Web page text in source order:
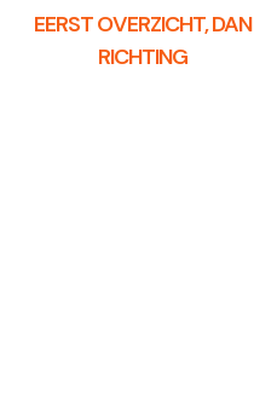
EERST OVERZICHT, DAN
RICHTING